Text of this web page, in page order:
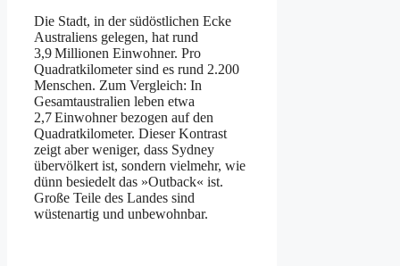
Die Stadt, in der südöstlichen Ecke
Australiens gelegen, hat rund
3,9 Millionen Einwohner. Pro
Quadratkilometer sind es rund 2.200
Menschen. Zum Vergleich: In
Gesamtaustralien leben etwa
2,7 Einwohner bezogen auf den
Quadratkilometer. Dieser Kontrast
zeigt aber weniger, dass Sydney
übervölkert ist, sondern vielmehr, wie
dünn besiedelt das »Outback« ist.
Große Teile des Landes sind
wüstenartig und unbewohnbar.